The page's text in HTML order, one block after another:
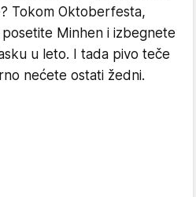
Tokom Oktoberfesta,
Minhen i izbegnete
u leto. I tada pivo teče
nećete ostati žedni.